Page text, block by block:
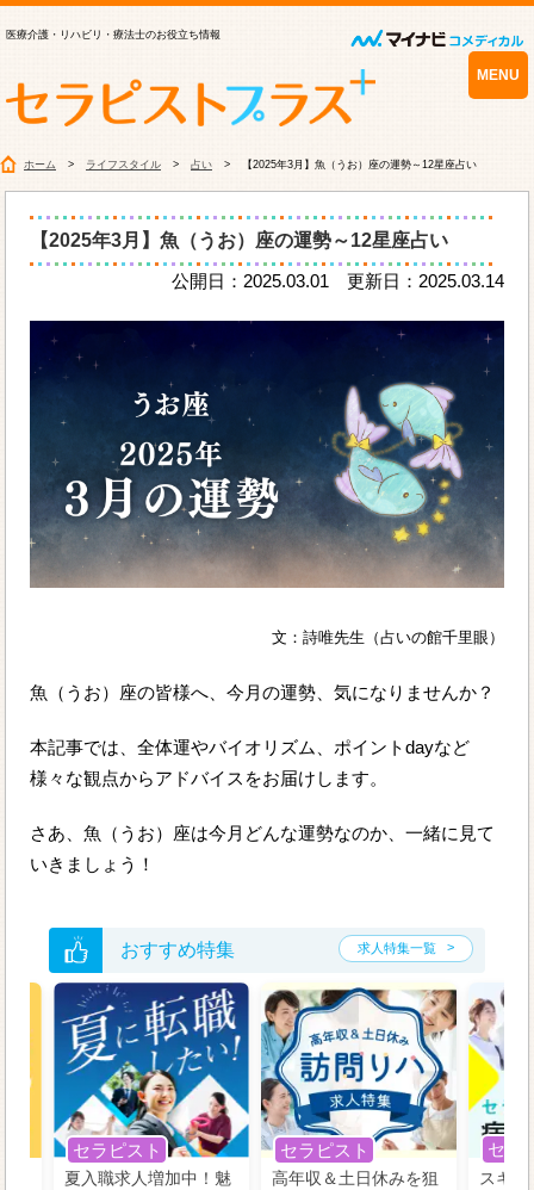
医療介護・リハビリ・療法士のお役立ち情報
MENU
ホーム ライフスタイル 占い 【2025年3月】魚（うお）座の運勢～12星座占い
【2025年3月】魚（うお）座の運勢～12星座占い
公開日：2025.03.01 更新日：2025.03.14
文：詩唯先生（占いの館千里眼）
魚（うお）座の皆様へ、今月の運勢、気になりませんか？
本記事では、全体運やバイオリズム、ポイントdayなど
様々な観点からアドバイスをお届けします。
さあ、魚（うお）座は今月どんな運勢なのか、一緒に見て
いきましょう！
おすすめ特集 求人特集一覧
セラピスト
夏入職求人増加中！魅
セラピスト
高年収＆土日休みを狙
セラ
スキ